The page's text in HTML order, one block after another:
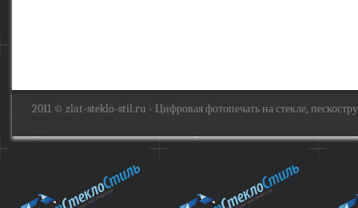
2011 © zlat-steklo-stil.ru - Цифровая фотопечать на стекле,